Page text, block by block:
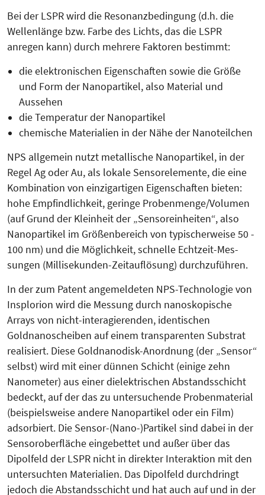
Bei der LSPR wird die Resonanz­bedingung (d.h. die
Wellenlänge bzw. Farbe des Lichts, das die LSPR
anregen kann) durch mehrere Faktoren bestimmt:
die elektronischen Eigenschaften sowie die Größe
und Form der Nanopartikel, also Material und
Aussehen
die Temperatur der Nanopartikel
chemische Materialien in der Nähe der Nanoteilchen
NPS allgemein nutzt metallische Nano­partikel, in der
Regel Ag oder Au, als lokale Sensorelemente, die eine
Kombination von einzigar­ti­­gen Eigenschaften bieten:
hohe Empfindlichkeit, geringe Proben­men­­ge/Volumen
(auf Grund der Klein­­­­heit der „Sensoreinheiten“, also
Nanopartikel im Größenbereich von typischerweise 50 -
100 nm) und die Möglichkeit, schnelle Echt­zeit-Mes­
sungen (Millisekunden-Zeitauf­lösung) durchzuführen.
In der zum Patent angemeldeten NPS-Technologie von
Insplorion wird die Messung durch nanoskopische
Arrays von nicht-interagierenden, identischen
Goldnanoscheiben auf einem trans­­parenten Substrat
realisiert. Die­se Goldnanodisk-Anordnung (der „Sensor“
selbst) wird mit einer dünnen Schicht (einige zehn
Nanometer) aus einer dielektrischen Abstandsschicht
bedeckt, auf der das zu untersuchende Probenmaterial
(beispielsweise andere Nanopartikel oder ein Film)
adsorbiert. Die Sensor-(Nano-)Partikel sind dabei in der
Sensoroberfläche eingebettet und außer über das
Dipolfeld der LSPR nicht in direkter Interaktion mit den
untersuchten Materialien. Das Dipolfeld durchdringt
jedoch die Abstandsschicht und hat auch auf und in der